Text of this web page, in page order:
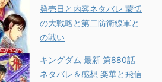
発売日と内容ネタバレ 蒙恬
の大戦略と第二防衛線軍と
の戦い
キングダム 最新 第880話
ネタバレ＆感想 楽華と飛信